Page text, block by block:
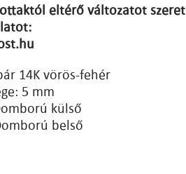
eltérő változatot
14K vörös-fehér
5 mm
külső
belső